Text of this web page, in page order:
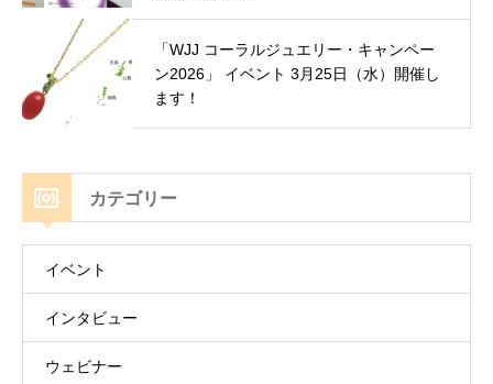
「WJJ コーラルジュエリー・キャンペー
ン2026」 イベント 3月25日（水）開催し
ます！
カテゴリー
イベント
インタビュー
ウェビナー